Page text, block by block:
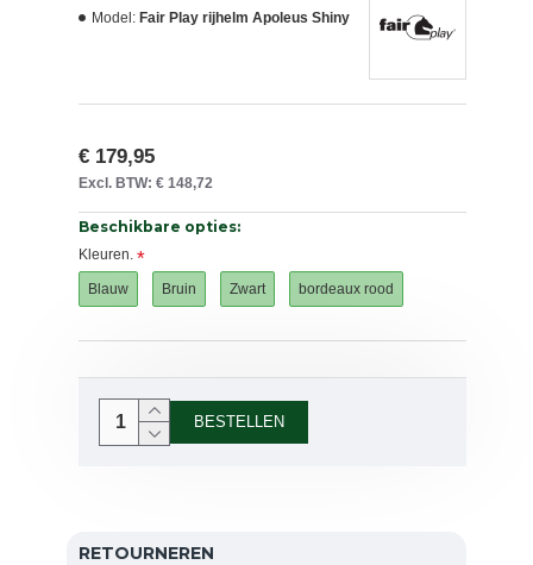
Model: Fair Play rijhelm Apoleus Shiny
€ 179,95
Excl. BTW: € 148,72
Beschikbare opties:
Kleuren.
Blauw Bruin Zwart bordeaux rood
BESTELLEN
RETOURNEREN